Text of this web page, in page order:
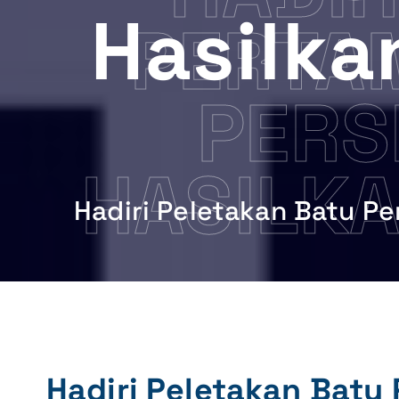
Hadiri Peletakan Batu
Hadiri Peletakan Batu